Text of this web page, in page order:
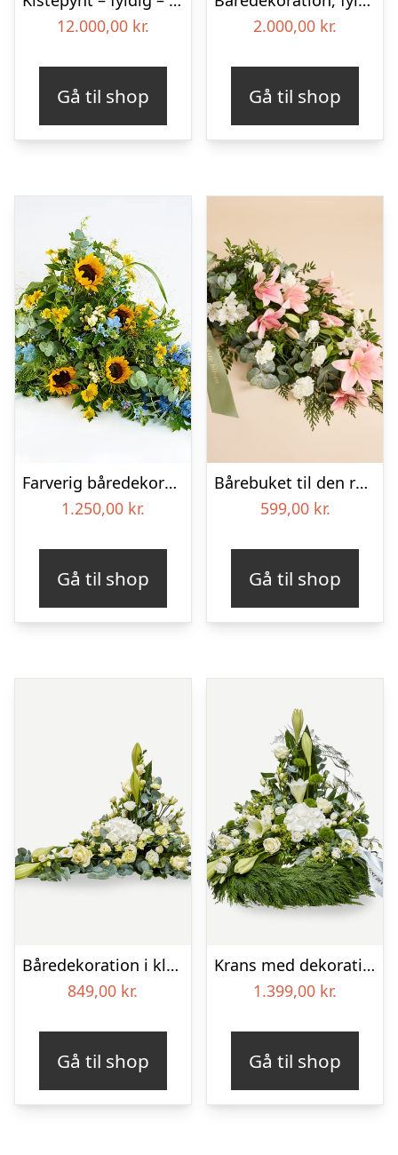
12.000,00 kr.
Gå til shop
2.000,00 kr.
Gå til shop
Farverig båredekoration i gul og blå – Blomster til begravelse
1.250,00 kr.
Gå til shop
Bårebuket til den rolige afsked med bånd
599,00 kr.
Gå til shop
Båredekoration i klassisk stil – creme
849,00 kr.
Gå til shop
Krans med dekoration i klassisk stil og bånd creme
1.399,00 kr.
Gå til shop